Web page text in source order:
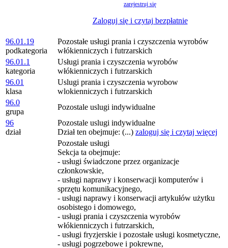
zarejestruj się
Zaloguj się i czytaj bezpłatnie
96.01.19
podkategoria
Pozostałe usługi prania i czyszczenia wyrobów
włókienniczych i futrzarskich
96.01.1
kategoria
Usługi prania i czyszczenia wyrobów
włókienniczych i futrzarskich
96.01
klasa
Uslugi prania i czyszczenia wyrobow
wlokienniczych i futrzarskich
96.0
grupa
Pozostale uslugi indywidualne
96
dział
Pozostale uslugi indywidualne
Dział ten obejmuje: (...) zaloguj się i czytaj więcej
Pozostałe usługi
Sekcja ta obejmuje:
- usługi świadczone przez organizacje
członkowskie,
- usługi naprawy i konserwacji komputerów i
sprzętu komunikacyjnego,
- usługi naprawy i konserwacji artykułów użytku
osobistego i domowego,
- usługi prania i czyszczenia wyrobów
włókienniczych i futrzarskich,
- usługi fryzjerskie i pozostałe usługi kosmetyczne,
- usługi pogrzebowe i pokrewne,